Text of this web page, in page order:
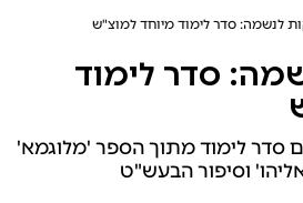
לנשמה: סדר לימוד מיוחד למוצ"ש
סדר לימוד
סדר לימוד מתוך הספר 'מלוגמא'
וסיפור הבעש"ט